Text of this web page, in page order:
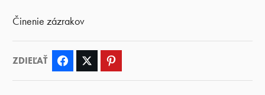
Činenie zázrakov
ZDIEĽAŤ Facebook Twitter